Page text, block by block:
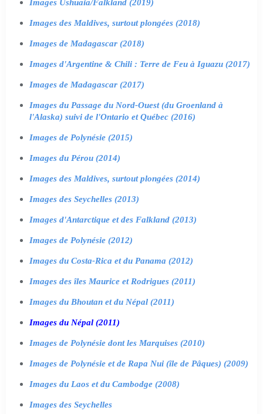
Images Ushuaia/Falkland (2019)
Images des Maldives, surtout plongées (2018)
Images de Madagascar (2018)
Images d'Argentine & Chili : Terre de Feu à Iguazu (2017)
Images de Madagascar (2017)
Images du Passage du Nord-Ouest (du Groenland à
l'Alaska) suivi de l'Ontario et Québec (2016)
Images de Polynésie (2015)
Images du Pérou (2014)
Images des Maldives, surtout plongées (2014)
Images des Seychelles (2013)
Images d'Antarctique et des Falkland (2013)
Images de Polynésie (2012)
Images du Costa-Rica et du Panama (2012)
Images des îles Maurice et Rodrigues (2011)
Images du Bhoutan et du Népal (2011)
Images du Népal (2011)
Images de Polynésie dont les Marquises (2010)
Images de Polynésie et de Rapa Nui (île de Pâques) (2009)
Images du Laos et du Cambodge (2008)
Images des Seychelles